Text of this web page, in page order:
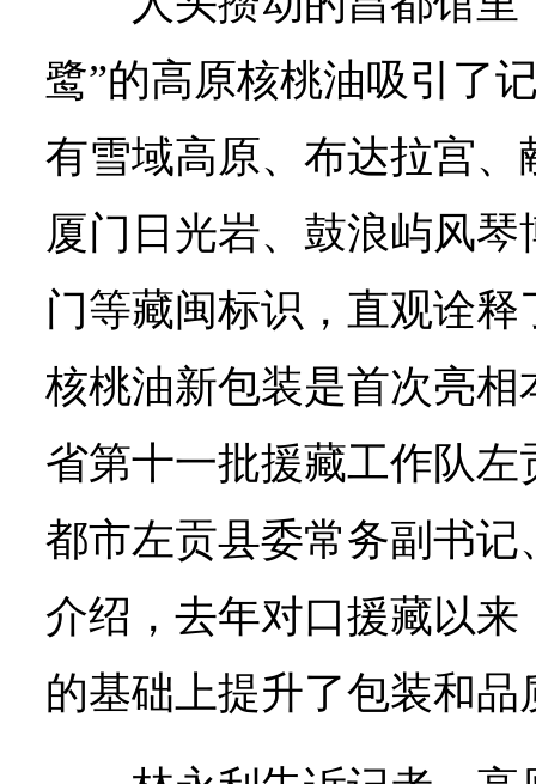
鹭”的高原核桃油吸引了
有雪域高原、布达拉宫
厦门日光岩、鼓浪屿风
门等藏闽标识，直观诠释
核桃油新包装是首次亮相
省第十一批援藏工作队
都市左贡县委常务副书
介绍，去年对口援藏以
的基础上提升了包装和品